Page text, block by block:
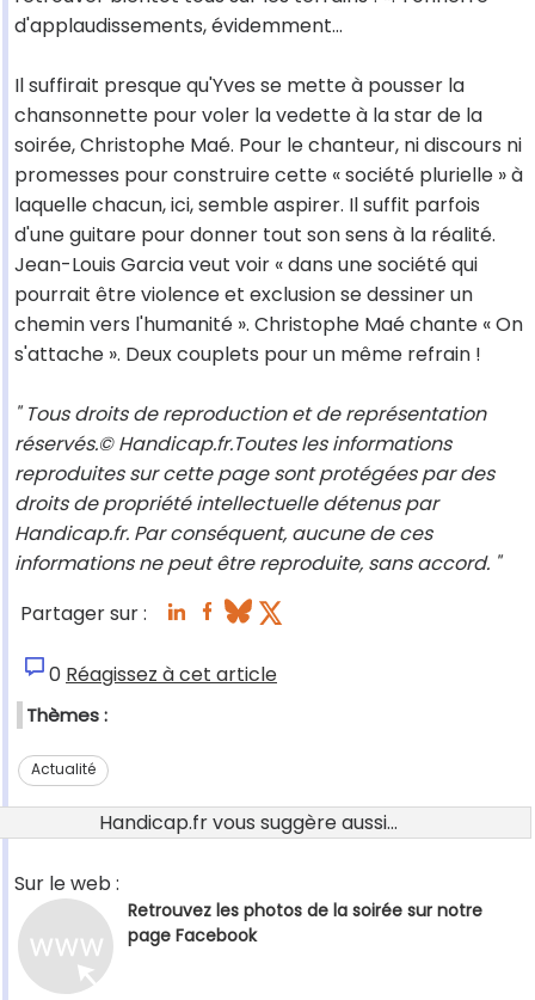
d'applaudissements, évidemment...
Il suffirait presque qu'Yves se mette à pousser la
chansonnette pour voler la vedette à la star de la
soirée, Christophe Maé. Pour le chanteur, ni discours ni
promesses pour construire cette « société plurielle » à
laquelle chacun, ici, semble aspirer. Il suffit parfois
d'une guitare pour donner tout son sens à la réalité.
Jean-Louis Garcia veut voir « dans une société qui
pourrait être violence et exclusion se dessiner un
chemin vers l'humanité ». Christophe Maé chante « On
s'attache ». Deux couplets pour un même refrain !
" Tous droits de reproduction et de représentation
réservés.© Handicap.fr.Toutes les informations
reproduites sur cette page sont protégées par des
droits de propriété intellectuelle détenus par
Handicap.fr. Par conséquent, aucune de ces
informations ne peut être reproduite, sans accord. "
Partager sur :
0 Réagissez à cet article
Thèmes :
Actualité
Handicap.fr vous suggère aussi...
Sur le web :
Retrouvez les photos de la soirée sur notre
page Facebook